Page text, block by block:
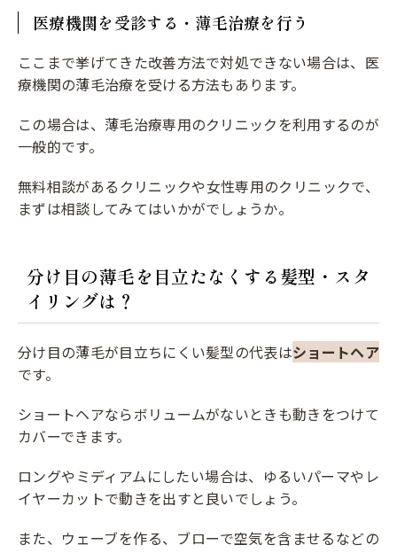
医療機関を受診する・薄毛治療を行う
ここまで挙げてきた改善方法で対処できない場合は、医
療機関の薄毛治療を受ける方法もあります。
この場合は、薄毛治療専用のクリニックを利用するのが
一般的です。
無料相談があるクリニックや女性専用のクリニックで、
まずは相談してみてはいかがでしょうか。
分け目の薄毛を目立たなくする髪型・スタ
イリングは？
分け目の薄毛が目立ちにくい髪型の代表はショートヘア
です。
ショートヘアならボリュームがないときも動きをつけて
カバーできます。
ロングやミディアムにしたい場合は、ゆるいパーマやレ
イヤーカットで動きを出すと良いでしょう。
また、ウェーブを作る、ブローで空気を含ませるなどの